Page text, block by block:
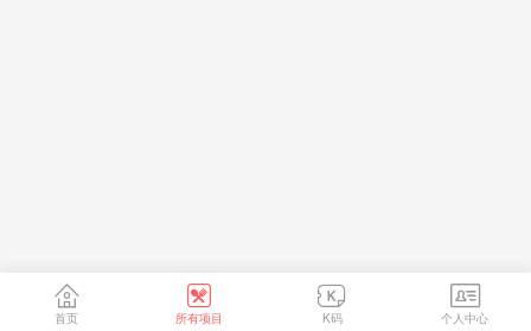
首页 所有项目 K码 个人中心